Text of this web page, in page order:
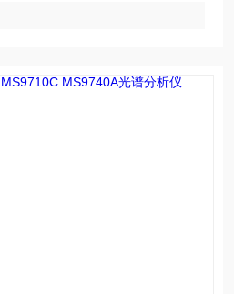
光谱分析仪苏威尔仪器